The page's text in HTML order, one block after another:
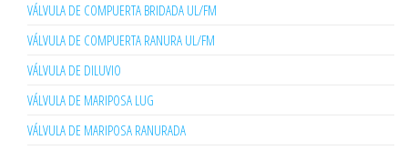
VÁLVULA DE COMPUERTA BRIDADA UL/FM
VÁLVULA DE COMPUERTA RANURA UL/FM
VÁLVULA DE DILUVIO
VÁLVULA DE MARIPOSA LUG
VÁLVULA DE MARIPOSA RANURADA